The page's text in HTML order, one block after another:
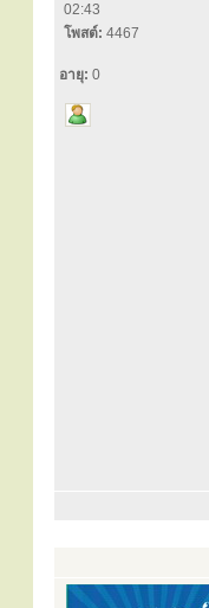
02:43
โพสต์: 4467
อายุ: 0